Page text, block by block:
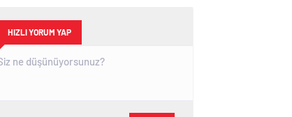
HIZLI YORUM YAP